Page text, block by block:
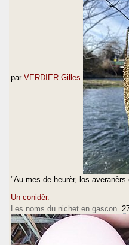
par VERDIER Gilles
"Au mes de heurèr, los
Un conidèr.
Les noms du nichet en gascon.